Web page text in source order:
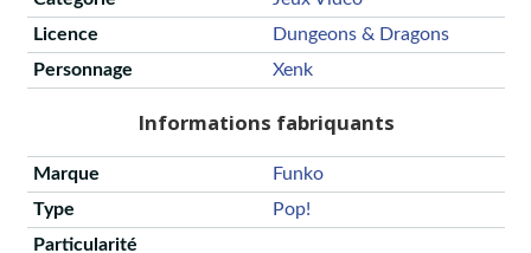
Licence
Dungeons & Dragons
Personnage
Xenk
Informations fabriquants
Marque
Funko
Type
Pop!
Particularité